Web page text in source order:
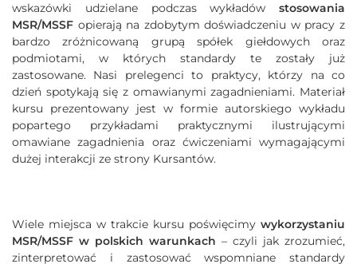
wskazówki udzielane podczas wykładów stosowania
MSR/MSSF opierają na zdobytym doświadczeniu w pracy z
bardzo zróżnicowaną grupą spółek giełdowych oraz
podmiotami, w których standardy te zostały już
zastosowane. Nasi prelegenci to praktycy, którzy na co
dzień spotykają się z omawianymi zagadnieniami. Materiał
kursu prezentowany jest w formie autorskiego wykładu
popartego przykładami praktycznymi ilustrującymi
omawiane zagadnienia oraz ćwiczeniami wymagającymi
dużej interakcji ze strony Kursantów.
Wiele miejsca w trakcie kursu poświęcimy wykorzystaniu
MSR/MSSF w polskich warunkach – czyli jak zrozumieć,
zinterpretować i zastosować wspomniane standardy